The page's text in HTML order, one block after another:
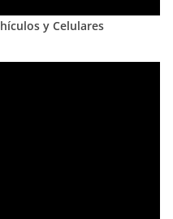
y Celulares